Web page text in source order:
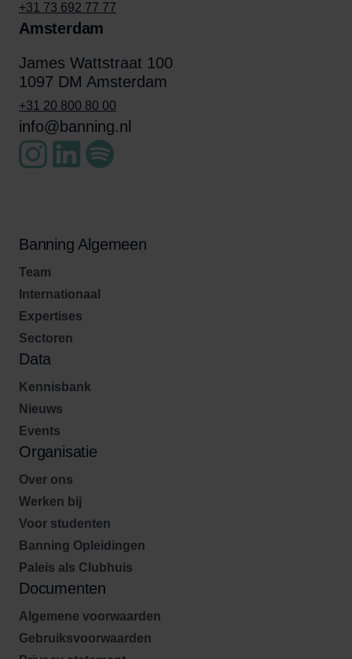
+31 73 692 77 77
Amsterdam
James Wattstraat 100
1097 DM Amsterdam
+31 20 800 80 00
info@banning.nl
Banning Algemeen
Team
Internationaal
Expertises
Sectoren
Data
Kennisbank
Nieuws
Events
Organisatie
Over ons
Werken bij
Voor studenten
Banning Opleidingen
Paleis als Clubhuis
Documenten
Algemene voorwaarden
Gebruiksvoorwaarden